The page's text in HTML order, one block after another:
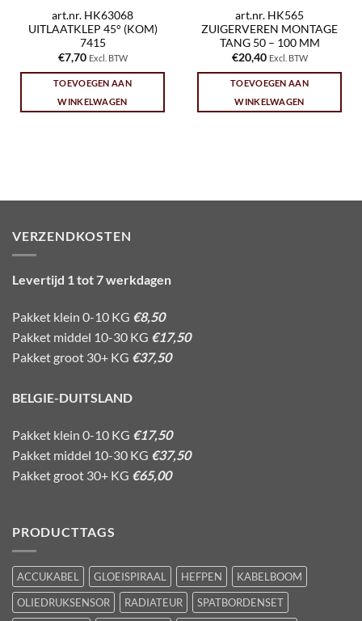
art.nr. HK63068
UITLAATKLEP 45° (KOM)
7415
€7,70 Excl. BTW
TOEVOEGEN AAN
WINKELWAGEN
art.nr. HK565
ZUIGERVEREN MONTAGE
TANG 50 – 100 MM
€20,40 Excl. BTW
TOEVOEGEN AAN
WINKELWAGEN
VERZENDKOSTEN
Levertijd 1 tot 7 werkdagen
Pakket klein 0-10 KG €8,50
Pakket middel 10-30 KG €17,50
Pakket groot 30+ KG €37,50
BELGIE-DUITSLAND
Pakket klein 0-10 KG €17,50
Pakket middel 10-30 KG €37,50
Pakket groot 30+ KG €65,00
PRODUCTTAGS
ACCUKABEL GLOEISPIRAAL HEFPEN
KABELBOOM
OLIEDRUKSENSOR
RADIATEUR
SPATBORDENSET